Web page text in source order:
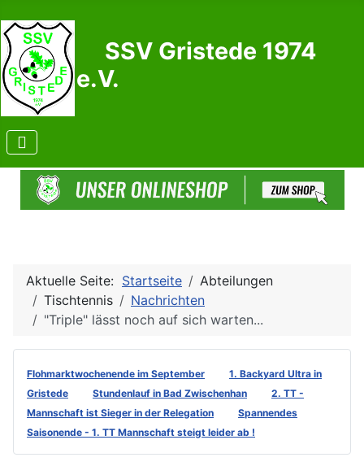
SSV Gristede 1974
e.V.
Aktuelle Seite: Startseite
Abteilungen
Tischtennis
Nachrichten
"Triple" lässt noch auf sich warten...
Flohmarktwochenende im September
1. Backyard Ultra in
Gristede
Stundenlauf in Bad Zwischenhan
2. TT -
Mannschaft ist Sieger in der Relegation
Spannendes
Saisonende - 1. TT Mannschaft steigt leider ab !